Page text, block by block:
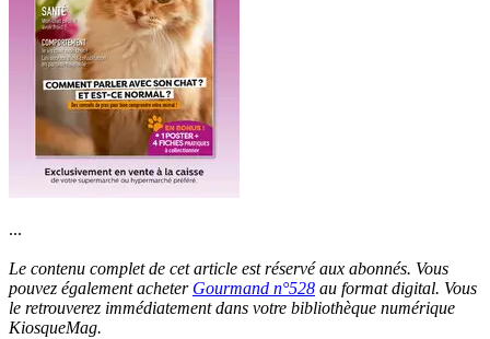
...
Le contenu complet de cet article est réservé aux abonnés. Vous
pouvez également acheter Gourmand n°528 au format digital. Vous
le retrouverez immédiatement dans votre bibliothèque numérique
KiosqueMag.